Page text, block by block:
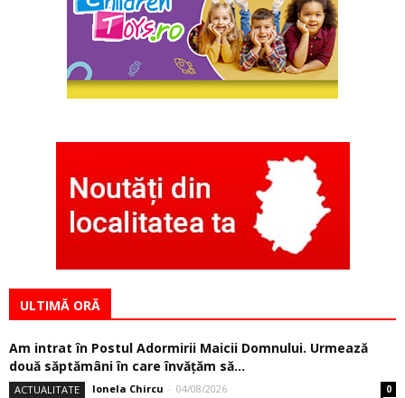
ULTIMĂ ORĂ
Am intrat în Postul Adormirii Maicii Domnului. Urmează
două săptămâni în care învăţăm să...
ACTUALITATE Ionela Chircu - 04/08/2026 0